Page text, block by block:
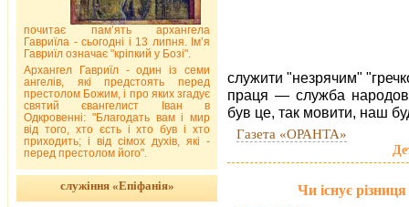
служити "незрячим"
праця — служба
був це, так мовити, наш
Газета «ОРАНТА»
Чи існує
почитає пам’ять архангела
Гавриїла - сьогодні і 13 липня. Ім’я
Гавриїл означає "кріпкий у Бозі".
Архангел Гавриїл - один із семи
ангелів, які предстоять перед
престолом Божим, і про яких згадує
святий євангелист Іван в
Одкровенні: "Благодать вам і мир
від того, хто єсть і хто був і хто
приходить; і від сімох духів, які -
перед престолом його".
служіння «Епіфанія»